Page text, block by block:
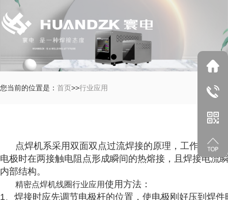
您当前的位置是： 首页>>行业应用
点焊机系采用双面双点过流焊接的原理，工作时两个
电极时在两接触电阻点形成瞬间的热熔接，且焊接电流
内部结构。
精密点焊机线圈行业应用使用方法：
1、焊接时应先调节电极杆的位置，使电极刚好压到焊